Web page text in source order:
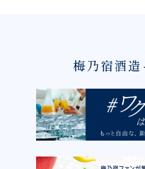
梅乃宿酒造